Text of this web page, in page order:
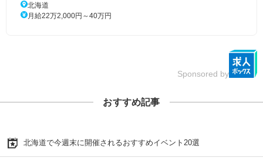
北海道
月給22万2,000円～40万円
Sponsored by
おすすめ記事
北海道で今週末に開催されるおすすめイベント20選